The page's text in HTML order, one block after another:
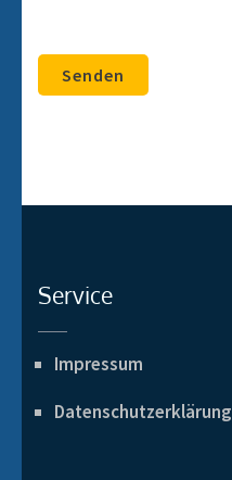
Service
Impressum
Datenschutzerklärung